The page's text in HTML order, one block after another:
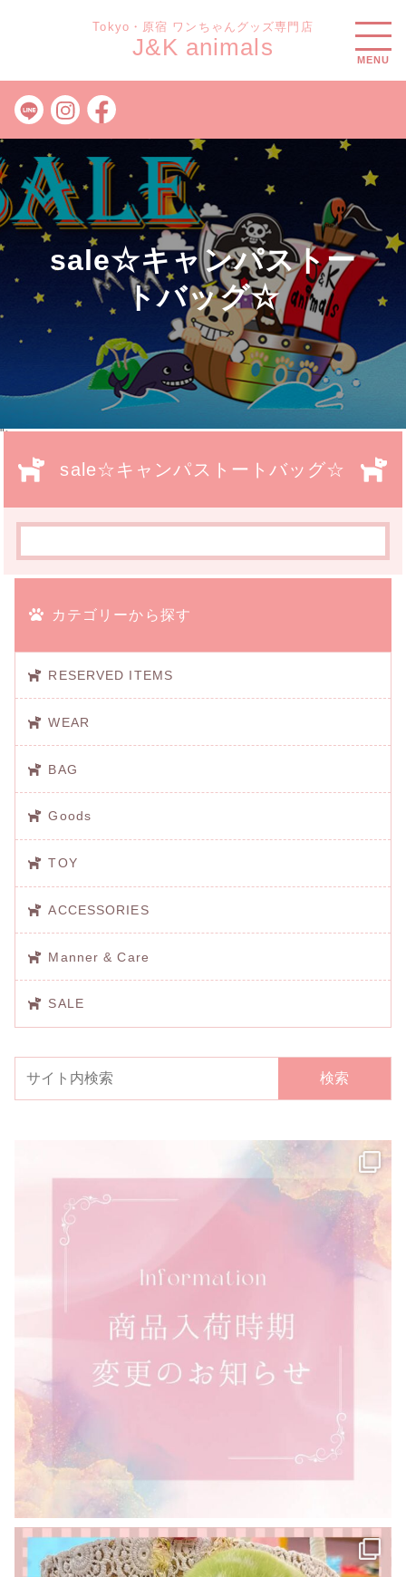
Tokyo・原宿 ワンちゃんグッズ専門店
J&K animals MENU
">
sale☆キャンパストー
トバッグ☆
sale☆キャンパストートバッグ☆
カテゴリーから探す
RESERVED ITEMS
WEAR
BAG
Goods
TOY
ACCESSORIES
Manner & Care
SALE
検索